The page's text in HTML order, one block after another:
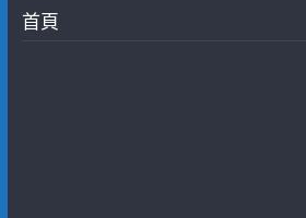
首頁